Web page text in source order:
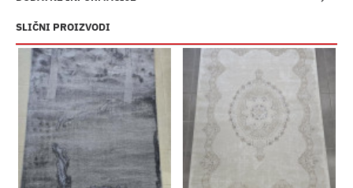
SLIČNI PROIZVODI